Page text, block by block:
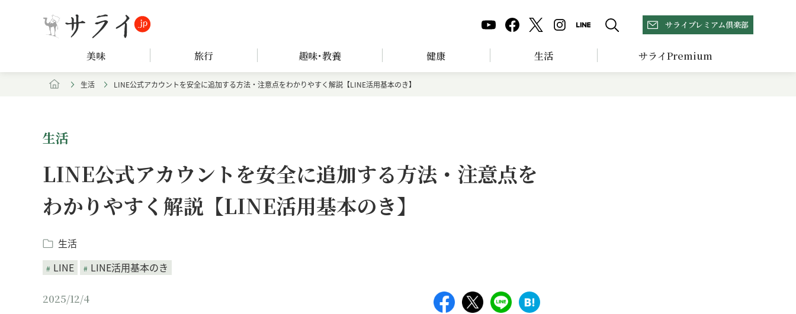
サライプレミアム倶楽部
美味 旅行 趣味･教養 健康 生活 サライPremium
生活 LINE公式アカウントを安全に追加する方法・注意点をわかりやすく解説【LINE活用基本のき】
生活
LINE公式アカウントを安全に追加する方法・注意点を
わかりやすく解説【LINE活用基本のき】
生活
LINE
LINE活用基本のき
2025/12/4